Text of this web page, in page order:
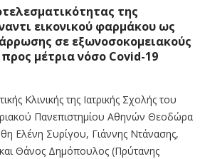
της
εικονικού φαρμάκου ως
σε εξωνοσοκομειακούς
μέτρια νόσο Covid-19
Κλινικής της Ιατρικής Σχολής του
Πανεπιστημίου Αθηνών Θεοδώρα
Ελένη Συρίγου, Γιάννης Ντάνασης,
Θάνος Δημόπουλος (Πρύτανης